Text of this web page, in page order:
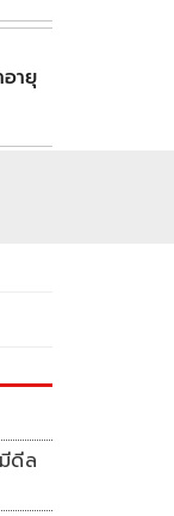
อายุ
ดีล